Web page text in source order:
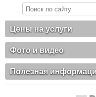
Цены на услуги
Фото и видео
Полезная